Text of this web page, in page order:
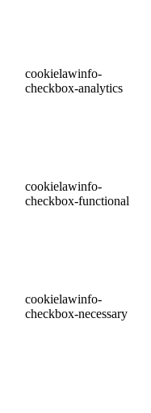
cookielawinfo-
checkbox-analytics
cookielawinfo-
checkbox-functional
cookielawinfo-
checkbox-necessary